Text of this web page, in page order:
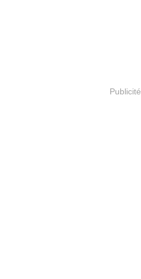
Publicité